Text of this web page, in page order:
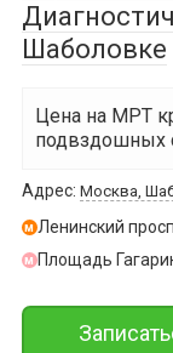
Шаболовке
Цена на МРТ
подвздошных
Адрес: Москва,
м Ленинский
м Площадь